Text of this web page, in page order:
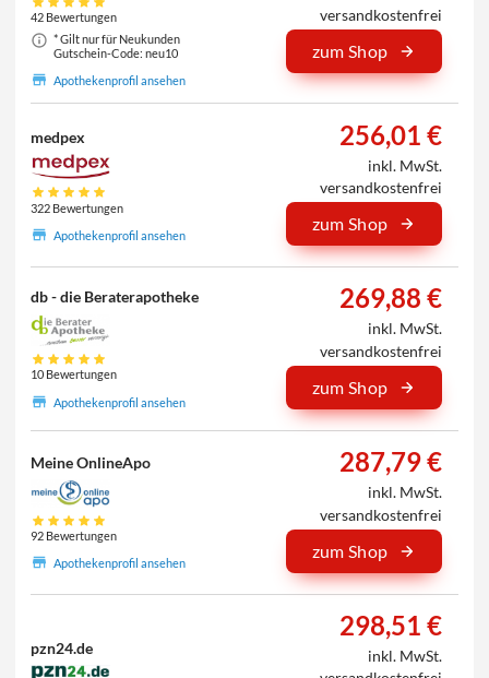
42 Bewertungen
* Gilt nur für Neukunden
Gutschein-Code: neu10
Apothekenprofil ansehen
versandkostenfrei
zum Shop
medpex
322 Bewertungen
Apothekenprofil ansehen
256,01 €
inkl. MwSt.
versandkostenfrei
zum Shop
db - die Beraterapotheke
10 Bewertungen
Apothekenprofil ansehen
269,88 €
inkl. MwSt.
versandkostenfrei
zum Shop
Meine OnlineApo
92 Bewertungen
Apothekenprofil ansehen
287,79 €
inkl. MwSt.
versandkostenfrei
zum Shop
pzn24.de
298,51 €
inkl. MwSt.